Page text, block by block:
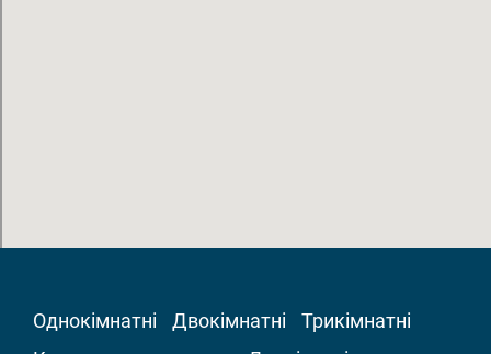
Однокімнатні Двокімнатні
Трикімнатні